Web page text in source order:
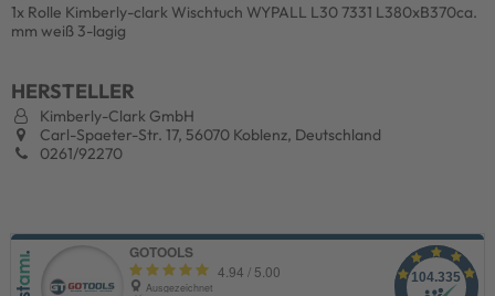
1x Rolle Kimberly-clark Wischtuch WYPALL L30 7331 L380xB370ca.
mm weiß 3-lagig
HERSTELLER
Kimberly-Clark GmbH
Carl-Spaeter-Str. 17, 56070 Koblenz, Deutschland
0261/92270